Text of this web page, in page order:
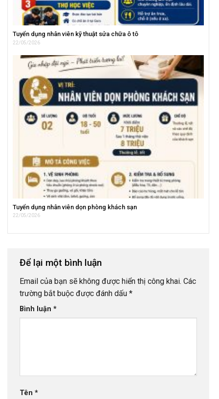
Tuyển dụng nhân viên kỹ thuật sửa chữa ô tô
22/05/2026
Tuyển dụng nhân viên dọn phòng khách sạn
22/05/2026
Để lại một bình luận
Email của bạn sẽ không được hiển thị công khai. Các
trường bắt buộc được đánh dấu *
Bình luận *
Tên *